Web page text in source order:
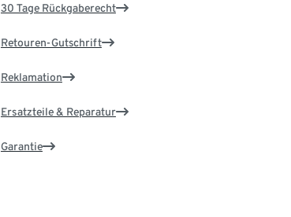
30 Tage Rückgaberecht
Retouren-Gutschrift
Reklamation
Ersatzteile & Reparatur
Garantie